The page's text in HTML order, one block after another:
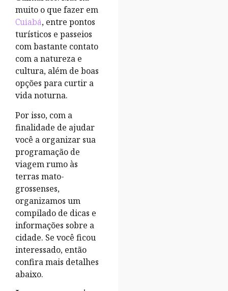
muito o que fazer em
Cuiabá, entre pontos
turísticos e passeios
com bastante contato
com a natureza e
cultura, além de boas
opções para curtir a
vida noturna.
Por isso, com a
finalidade de ajudar
você a organizar sua
programação de
viagem rumo às
terras mato-
grossenses,
organizamos um
compilado de dicas e
informações sobre a
cidade. Se você ficou
interessado, então
confira mais detalhes
abaixo.